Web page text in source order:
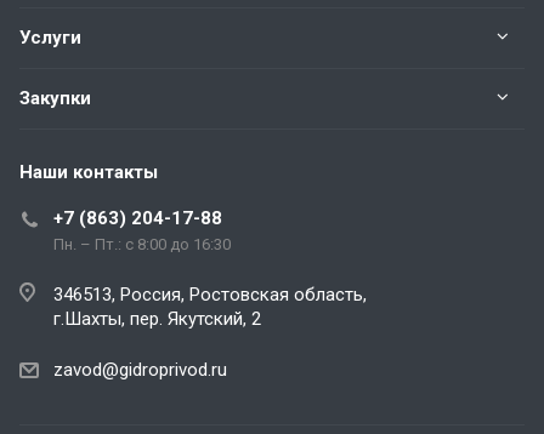
Услуги
Закупки
Наши контакты
+7 (863) 204-17-88
Пн. – Пт.: с 8:00 до 16:30
346513, Россия, Ростовская область,
г.Шахты, пер. Якутский, 2
zavod@gidroprivod.ru